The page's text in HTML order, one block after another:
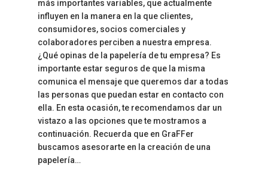
más importantes variables, que actualmente
influyen en la manera en la que clientes,
consumidores, socios comerciales y
colaboradores perciben a nuestra empresa.
¿Qué opinas de la papelería de tu empresa? Es
importante estar seguros de que la misma
comunica el mensaje que queremos dar a todas
las personas que puedan estar en contacto con
ella. En esta ocasión, te recomendamos dar un
vistazo a las opciones que te mostramos a
continuación. Recuerda que en GraFFer
buscamos asesorarte en la creación de una
papelería…